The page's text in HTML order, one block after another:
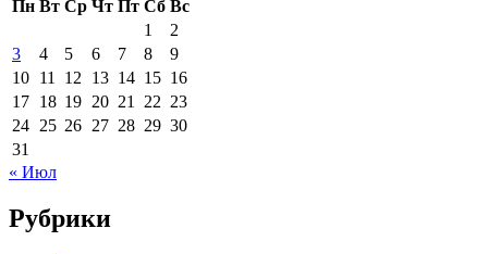
Пн Вт Ср Чт Пт Сб Вс
1
2
3
4 5 6 7 8
9
10 11 12 13 14 15 16
17 18 19 20 21 22 23
24 25 26 27 28 29 30
31
« Июл
Рубрики